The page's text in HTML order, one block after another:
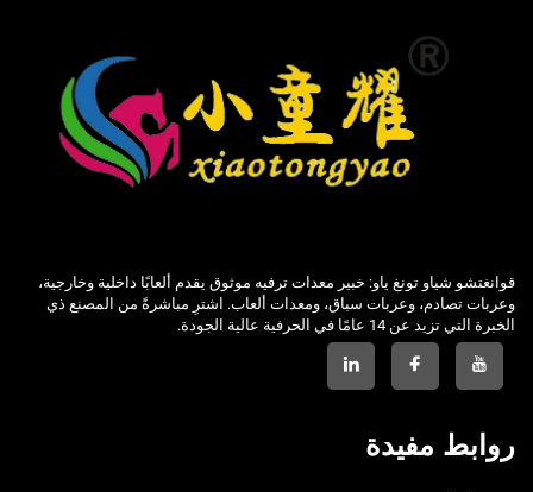
قوانغتشو شياو تونغ ياو: خبير معدات ترفيه موثوق يقدم ألعابًا داخلية وخارجية،
وعربات تصادم، وعربات سباق، ومعدات ألعاب. اشترِ مباشرةً من المصنع ذي
الخبرة التي تزيد عن 14 عامًا في الحرفية عالية الجودة.
روابط مفيدة